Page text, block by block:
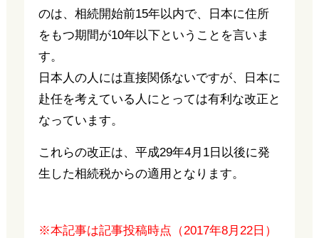
のは、相続開始前15年以内で、日本に住所
をもつ期間が10年以下ということを言いま
す。
日本人の人には直接関係ないですが、日本に
赴任を考えている人にとっては有利な改正と
なっています。
これらの改正は、平成29年4月1日以後に発
生した相続税からの適用となります。
※本記事は記事投稿時点（2017年8月22日）